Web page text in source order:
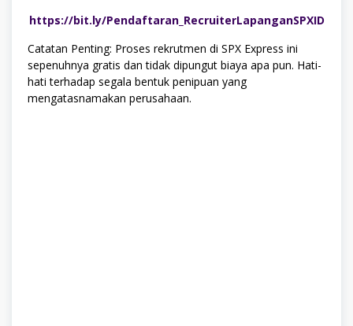
https://bit.ly/Pendaftaran_RecruiterLapanganSPXID
Catatan Penting: Proses rekrutmen di SPX Express ini
sepenuhnya gratis dan tidak dipungut biaya apa pun. Hati-
hati terhadap segala bentuk penipuan yang
mengatasnamakan perusahaan.